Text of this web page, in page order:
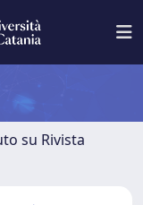
su Rivista